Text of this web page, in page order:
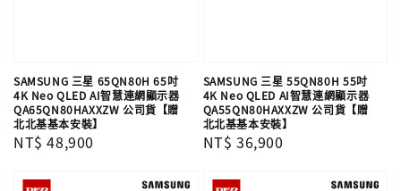
SAMSUNG 三星 65QN80H 65吋
4K Neo QLED AI智慧連網顯示器
QA65QN80HAXXZW 公司貨【贈
北北基基本安裝】
Regular
NT$ 48,900
SAMSUNG 三星 55QN80H 55吋
4K Neo QLED AI智慧連網顯示器
QA55QN80HAXXZW 公司貨【贈
北北基基本安裝】
Regular
NT$ 36,900